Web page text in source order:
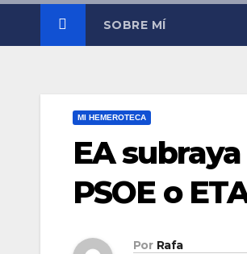
SOBRE MÍ
MI HEMEROTECA
EA
PSOE o
Por Rafa